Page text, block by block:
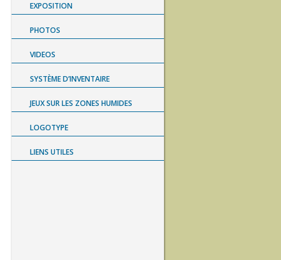
EXPOSITION
PHOTOS
VIDEOS
SYSTÈME D’INVENTAIRE
JEUX SUR LES ZONES HUMIDES
LOGOTYPE
LIENS UTILES